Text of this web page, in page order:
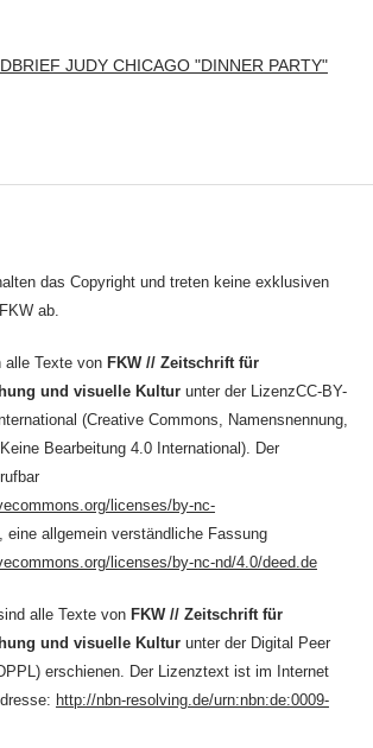
JUDY CHICAGO "DINNER PARTY"
das Copyright und treten keine exklusiven
ab.
alle Texte von FKW // Zeitschrift für
und visuelle Kulturunter der LizenzCC-BY-
(Creative Commons, Namensnennung,
Bearbeitung 4.0 International). Der
licenses/by-nc-
eine allgemein verständliche Fassung
licenses/by-nc-nd/4.0/deed.de
alle Texte von FKW // Zeitschrift für
und visuelle Kulturunter der Digital Peer
erschienen. Der Lizenztext ist im Internet
http://nbn-resolving.de/urn:nbn:de:0009-